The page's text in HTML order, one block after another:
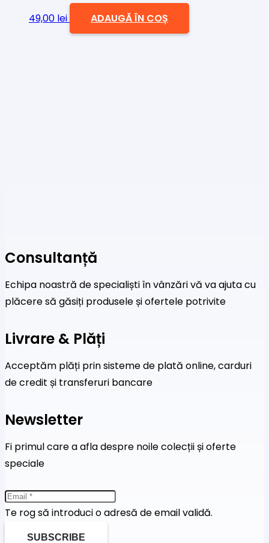
49,00 lei ADAUGĂ ÎN COȘ
Consultanță
Echipa noastră de specialiști în vânzări vă va ajuta cu
plăcere să găsiți produsele și ofertele potrivite
Livrare & Plăți
Acceptăm plăți prin sisteme de plată online, carduri
de credit și transferuri bancare
Newsletter
Fi primul care a afla despre noile colecții și oferte
speciale
Te rog să introduci o adresă de email validă.
SUBSCRIBE